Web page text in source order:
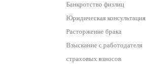
Банкротство физлиц
Юридическая консультация
Расторжение брака
Взыскание с работодателя
страховых взносов